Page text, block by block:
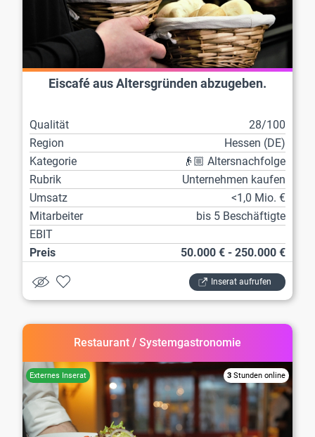
Eiscafé aus Altersgründen abzugeben.
Qualität
28/100
Region
Hessen (DE)
Kategorie
👴🏼 Altersnachfolge
Rubrik
Unternehmen kaufen
Umsatz
<1,0 Mio. €
Mitarbeiter
bis 5 Beschäftigte
EBIT
Preis
50.000 € - 250.000 €
Inserat aufrufen
Restaurant / Systemgastronomie
3 Stunden online